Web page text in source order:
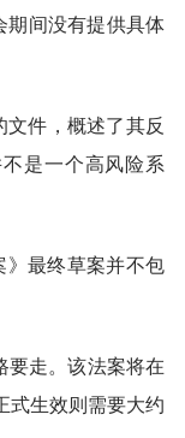
期间没有提供具体
件，概述了其反
是一个高风险系
最终草案并不包
要走。该法案将在
式生效则需要大约